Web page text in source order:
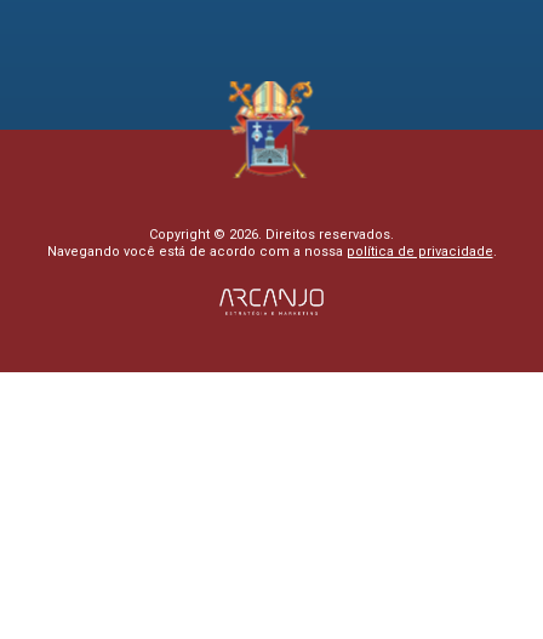
Copyright © 2026. Direitos reservados.
Navegando você está de acordo com a nossa política de privacidade.